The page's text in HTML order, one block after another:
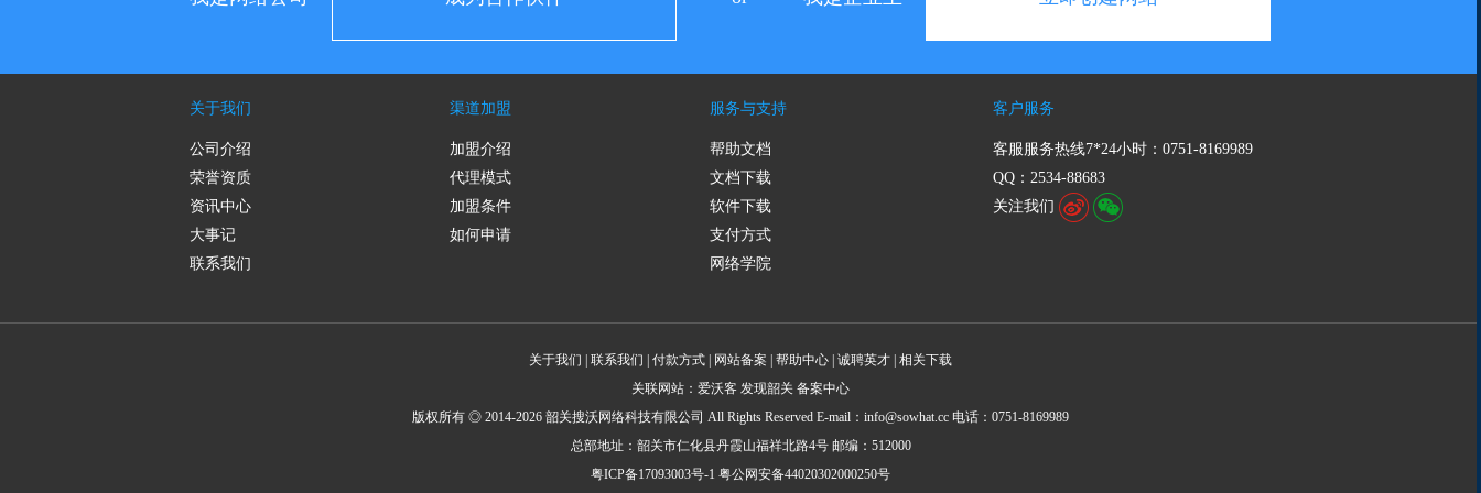
关于我们
公司介绍
荣誉资质
资讯中心
大事记
联系我们
渠道加盟
加盟介绍
代理模式
加盟条件
如何申请
服务与支持
帮助文档
文档下载
软件下载
支付方式
网络学院
客户服务
客服服务热线7*24小时：0751-8169989
QQ：2534-88683
关注我们
关于我们 联系我们 付款方式 网站备案 帮助中心 诚聘英才 相关下载
关联网站： 爱沃客 发现韶关 备案中心
版权所有 ◎ 2014-2026 韶关搜沃网络科技有限公司 All Rights Reserved E-mail： info@sowhat.cc 电话：0751-8169989
总部地址：韶关市仁化县丹霞山福祥北路4号 邮编：512000
粤ICP备17093003号-1 粤公网安备44020302000250号